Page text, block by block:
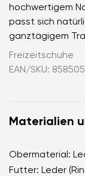
hochwertigem
passt sich
ganztägigem
Freizeitschuhe
EAN/SKU:
Materialien
Obermaterial:
Futter: Leder